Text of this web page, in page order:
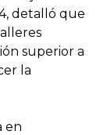
detalló que
superior a
la
en